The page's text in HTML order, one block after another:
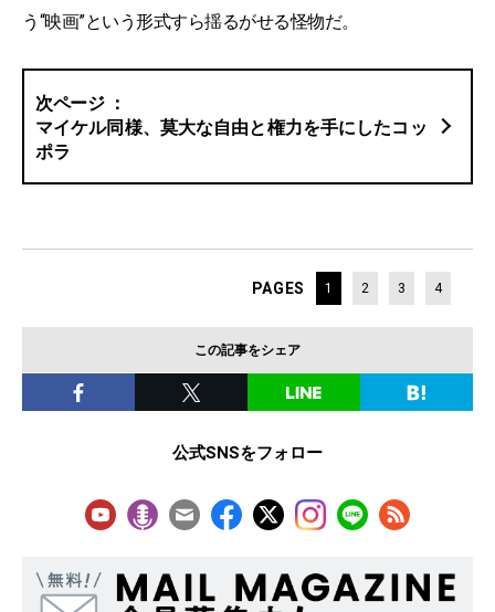
う“映画”という形式すら揺るがせる怪物だ。
マイケル同様、莫大な自由と権力を手にしたコッ
ポラ
PAGES 1 2 3 4
この記事をシェア
公式SNSをフォロー